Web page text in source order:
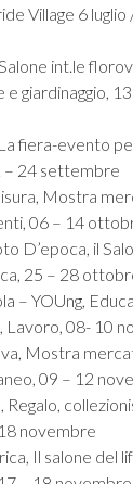
Village 6 luglio
int.le
giardinaggio,
fiera-evento
– 24 settembre
Mostra
06 – 14
D’epoca, il
25 – 28
– YOUng,
Lavoro, 08- 10
Mostra
09 – 12
Regalo,
novembre
Il salone del